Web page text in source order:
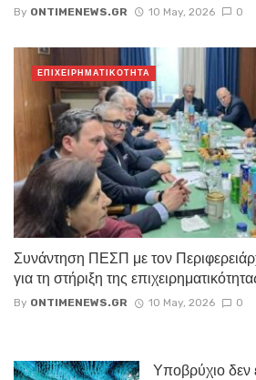
By ONTIMENEWS.GR 10 May, 2026 0
Συνάντηση ΠΕΣΠ με τον
για τη στήριξη της
By ONTIMENEWS.GR 10 May, 2026 0
ΕΠΙΧΕΙΡΗΜΑΤΙΚΟΤΗΤΑ
Υποβρύχιο δεν